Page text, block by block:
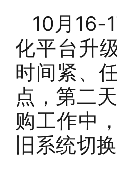
10月16-
化平台升
时间紧、
点，第二
购工作中
旧系统切